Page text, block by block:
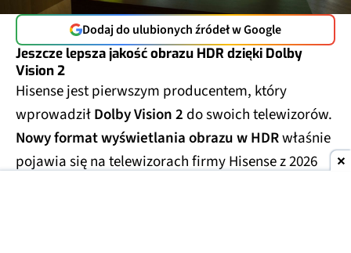
Dodaj do ulubionych źródeł w Google
Jeszcze lepsza jakość obrazu HDR dzięki Dolby
Vision 2
Hisense jest pierwszym producentem, który
wprowadziłDolby Vision 2 do swoich telewizorów.
Nowy format wyświetlania obrazu w HDRwłaśnie
pojawia się na telewizorach firmy Hisense z 2026